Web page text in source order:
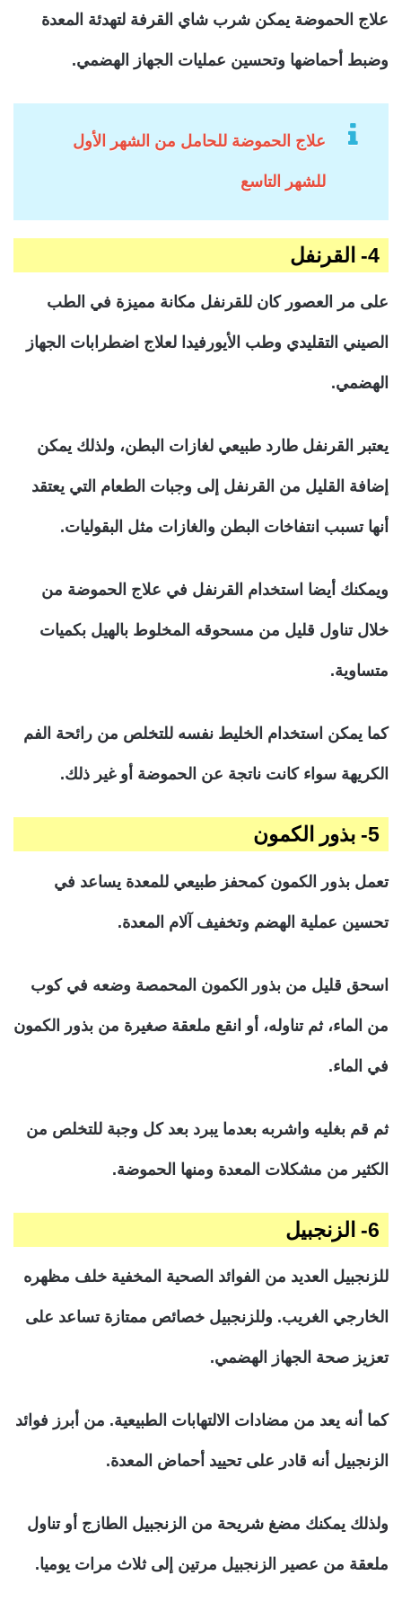
علاج الحموضة يمكن شرب شاي القرفة لتهدئة المعدة
وضبط أحماضها وتحسين عمليات الجهاز الهضمي.
علاج الحموضة للحامل من الشهر الأول
للشهر التاسع
4- القرنفل
على مر العصور كان للقرنفل مكانة مميزة في الطب
الصيني التقليدي وطب الأيورفيدا لعلاج اضطرابات الجهاز
الهضمي.
يعتبر القرنفل طارد طبيعي لغازات البطن، ولذلك يمكن
إضافة القليل من القرنفل إلى وجبات الطعام التي يعتقد
أنها تسبب انتفاخات البطن والغازات مثل البقوليات.
ويمكنك أيضا استخدام القرنفل في علاج الحموضة من
خلال تناول قليل من مسحوقه المخلوط بالهيل بكميات
متساوية.
كما يمكن استخدام الخليط نفسه للتخلص من رائحة الفم
الكريهة سواء كانت ناتجة عن الحموضة أو غير ذلك.
5- بذور الكمون
تعمل بذور الكمون كمحفز طبيعي للمعدة يساعد في
تحسين عملية الهضم وتخفيف آلام المعدة.
اسحق قليل من بذور الكمون المحمصة وضعه في كوب
من الماء، ثم تناوله، أو انقع ملعقة صغيرة من بذور الكمون
في الماء.
ثم قم بغليه واشربه بعدما يبرد بعد كل وجبة للتخلص من
الكثير من مشكلات المعدة ومنها الحموضة.
6- الزنجبيل
للزنجبيل العديد من الفوائد الصحية المخفية خلف مظهره
الخارجي الغريب. وللزنجبيل خصائص ممتازة تساعد على
تعزيز صحة الجهاز الهضمي.
كما أنه يعد من مضادات الالتهابات الطبيعية. من أبرز فوائد
الزنجبيل أنه قادر على تحييد أحماض المعدة.
ولذلك يمكنك مضغ شريحة من الزنجبيل الطازج أو تناول
ملعقة من عصير الزنجبيل مرتين إلى ثلاث مرات يوميا.